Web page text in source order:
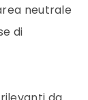
neutrale
di